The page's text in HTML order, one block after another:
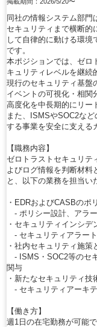
同社の情報システム部門
セキュリティまで横断的
して自律的に動ける環境
です。
本ポジションでは、ゼロ
キュリティレベルを継続
現行のセキュリティ基盤
イベントの可視化・相関
高度化を中長期的にリー
また、ISMSやSOC2な
する事業を安全に支える
【職務内容】
ゼロトラストセキュリテ
よびログ情報を判断材料
と、以下の業務を担当い
・EDRおよびCASBのポ
- ポリシー設計、アラ
・セキュリティインシ
- セキュリティアラー
・社内セキュリティ施策
- ISMS・SOC2等のセ
関与
・新たなセキュリティ
- セキュリティアーキ
【働き方】
週1日の在宅勤務が可能